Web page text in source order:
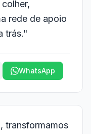
rede de apoio
trás."
WhatsApp
transformamos